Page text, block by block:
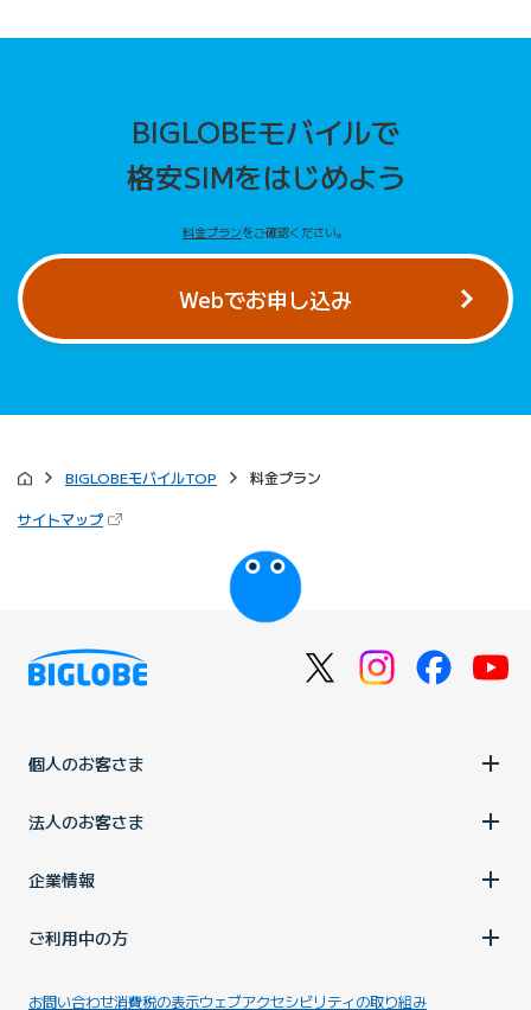
BIGLOBEモバイルで
格安SIMをはじめよう
料金プランをご確認ください。
Webでお申し込み
BIGLOBEモバイルTOP 料金プラン
サイトマップ（新しいタブで開きます）
びっぷるのページ
個人のお客さま
法人のお客さま
企業情報
ご利用中の方
お問い合わせ消費税の表示ウェブアクセシビリティの取り組み